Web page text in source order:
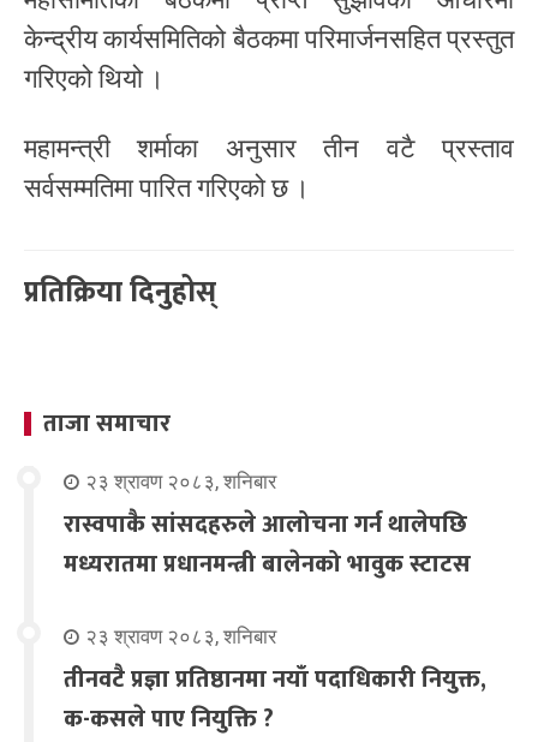
केन्द्रीय कार्यसमितिको बैठकमा परिमार्जनसहित प्रस्तुत
गरिएको थियो ।
महामन्त्री शर्माका अनुसार तीन वटै प्रस्ताव
सर्वसम्मतिमा पारित गरिएको छ ।
प्रतिक्रिया दिनुहोस्
ताजा समाचार
२३ श्रावण २०८३, शनिबार
रास्वपाकै सांसदहरुले आलोचना गर्न थालेपछि
मध्यरातमा प्रधानमन्त्री बालेनको भावुक स्टाटस
२३ श्रावण २०८३, शनिबार
तीनवटै प्रज्ञा प्रतिष्ठानमा नयाँ पदाधिकारी नियुक्त,
क-कसले पाए नियुक्ति ?